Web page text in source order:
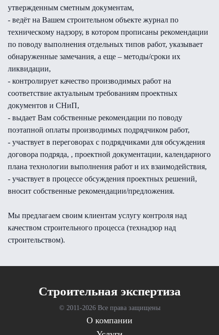
утвержденным сметным документам,
- ведёт на Вашем строительном объекте журнал по
техническому надзору, в котором прописаны рекомендации
по поводу выполнения отдельных типов работ, указывает
обнаруженные замечания, а еще – методы/сроки их
ликвидации,
- контролирует качество производимых работ на
соответствие актуальным требованиям проектных
документов и СНиП,
- выдает Вам собственные рекомендации по поводу
поэтапной оплаты производимых подрядчиком работ,
- участвует в переговорах с подрядчиками для обсуждения
договора подряда, , проектной документации, календарного
плана технологии выполнения работ и их взаимодействия,
- участвует в процессе обсуждения проектных решений,
вносит собственные рекомендации/предложения.
Мы предлагаем своим клиентам услугу контроля над
качеством строительного процесса (технадзор над
строительством).
Cтроительная экспертиза
© 2011-2026 Все права защищены
О компании